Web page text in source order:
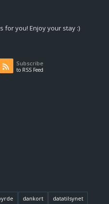
for you! Enjoy your stay :)
Subscribe
to RSS Feed
dankort
datatilsynet